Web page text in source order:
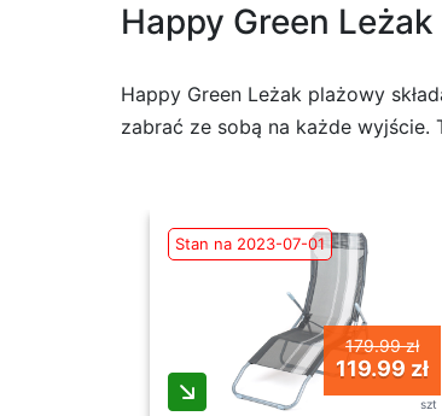
Happy Green
Happy Green Leżak plażowy
zabrać ze sobą na każde wyjście.
Stan na 2023-07-01
179.99 zł
119.99 zł
szt